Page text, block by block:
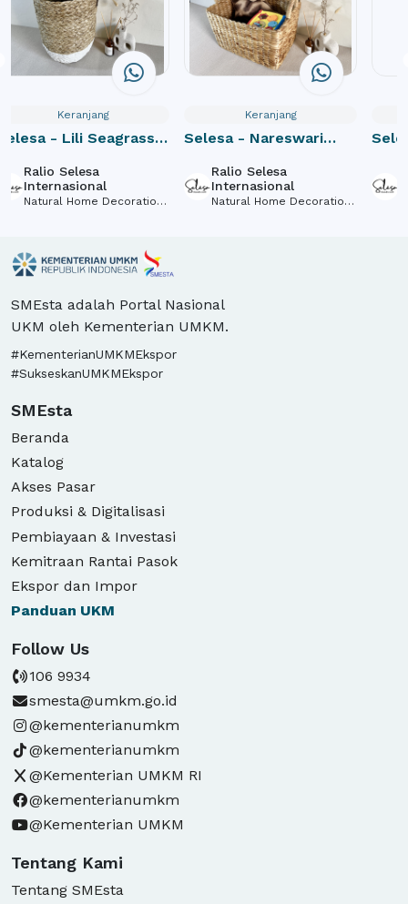
Keranjang
- Lili Seagrass
Ralio Selesa
Internasional
Natural Home Decorations
Keranjang
Selesa - Nareswari
Ralio Selesa
Internasional
Natural Home Decorations
SMEsta adalah Portal Nasional
UKM oleh Kementerian UMKM.
#KementerianUMKMEkspor
#SukseskanUMKMEkspor
SMEsta
Beranda
Katalog
Akses Pasar
Produksi & Digitalisasi
Pembiayaan & Investasi
Kemitraan Rantai Pasok
Ekspor dan Impor
Panduan UKM
Follow Us
106 9934
smesta@umkm.go.id
@kementerianumkm
@kementerianumkm
@Kementerian UMKM RI
@kementerianumkm
@Kementerian UMKM
Tentang Kami
Tentang SMEsta